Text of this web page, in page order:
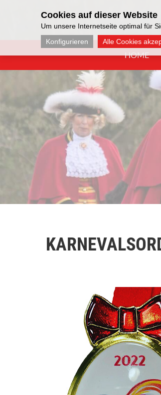
HOME
Cookies auf dieser Website
Um unsere Internetseite optimal für
Konfigurieren
Alle Cookies